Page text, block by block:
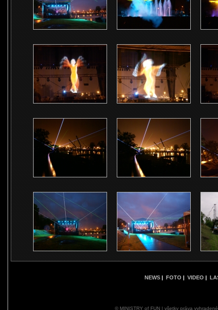
NEWS | FOTO | VIDEO |
© MINISTRY of FUN | všetky práva